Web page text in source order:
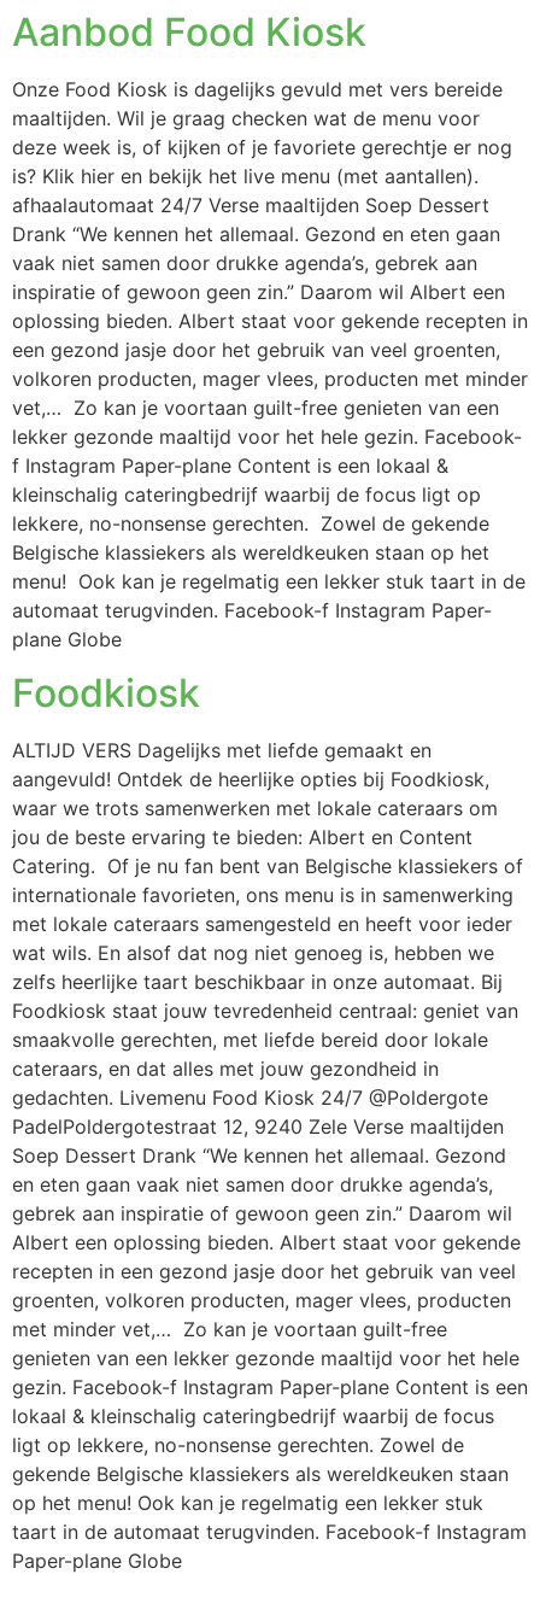
Aanbod Food Kiosk
Onze Food Kiosk is dagelijks gevuld met vers bereide
maaltijden. Wil je graag checken wat de menu voor
deze week is, of kijken of je favoriete gerechtje er nog
is? Klik hier en bekijk het live menu (met aantallen).
afhaalautomaat 24/7 Verse maaltijden Soep Dessert
Drank “We kennen het allemaal. Gezond en eten gaan
vaak niet samen door drukke agenda’s, gebrek aan
inspiratie of gewoon geen zin.” Daarom wil Albert een
oplossing bieden. Albert staat voor gekende recepten in
een gezond jasje door het gebruik van veel groenten,
volkoren producten, mager vlees, producten met minder
vet,… Zo kan je voortaan guilt-free genieten van een
lekker gezonde maaltijd voor het hele gezin. Facebook-
f Instagram Paper-plane Content is een lokaal &
kleinschalig cateringbedrijf waarbij de focus ligt op
lekkere, no-nonsense gerechten. Zowel de gekende
Belgische klassiekers als wereldkeuken staan op het
menu! Ook kan je regelmatig een lekker stuk taart in de
automaat terugvinden. Facebook-f Instagram Paper-
plane Globe
Foodkiosk
ALTIJD VERS Dagelijks met liefde gemaakt en
aangevuld! Ontdek de heerlijke opties bij Foodkiosk,
waar we trots samenwerken met lokale cateraars om
jou de beste ervaring te bieden: Albert en Content
Catering. Of je nu fan bent van Belgische klassiekers of
internationale favorieten, ons menu is in samenwerking
met lokale cateraars samengesteld en heeft voor ieder
wat wils. En alsof dat nog niet genoeg is, hebben we
zelfs heerlijke taart beschikbaar in onze automaat. Bij
Foodkiosk staat jouw tevredenheid centraal: geniet van
smaakvolle gerechten, met liefde bereid door lokale
cateraars, en dat alles met jouw gezondheid in
gedachten. Livemenu Food Kiosk 24/7 @Poldergote
PadelPoldergotestraat 12, 9240 Zele Verse maaltijden
Soep Dessert Drank “We kennen het allemaal. Gezond
en eten gaan vaak niet samen door drukke agenda’s,
gebrek aan inspiratie of gewoon geen zin.” Daarom wil
Albert een oplossing bieden. Albert staat voor gekende
recepten in een gezond jasje door het gebruik van veel
groenten, volkoren producten, mager vlees, producten
met minder vet,… Zo kan je voortaan guilt-free
genieten van een lekker gezonde maaltijd voor het hele
gezin. Facebook-f Instagram Paper-plane Content is een
lokaal & kleinschalig cateringbedrijf waarbij de focus
ligt op lekkere, no-nonsense gerechten. Zowel de
gekende Belgische klassiekers als wereldkeuken staan
op het menu! Ook kan je regelmatig een lekker stuk
taart in de automaat terugvinden. Facebook-f Instagram
Paper-plane Globe